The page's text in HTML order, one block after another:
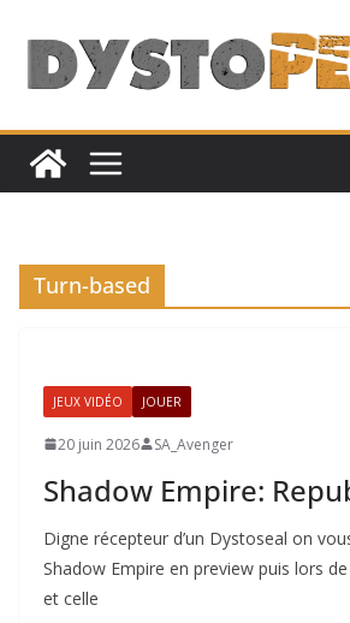
contenu
Turn-based
JEUX VIDÉO JOUER
20 juin 2026 SA_Avenger
Shadow Empire:
Digne récepteur d’un Dystoseal on
Shadow Empire en preview puis lors
et celle